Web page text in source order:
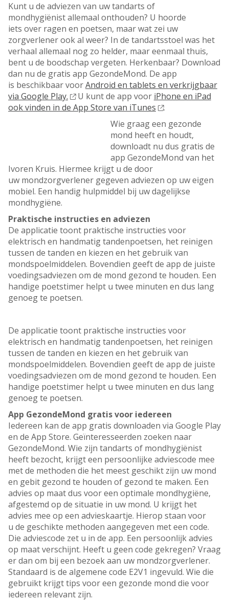
Kunt u de adviezen van uw tandarts of
mondhygiënist allemaal onthouden? U hoorde
iets over ragen en poetsen, maar wat zei uw
zorgverlener ook al weer? In de tandartsstoel was het
verhaal allemaal nog zo helder, maar eenmaal thuis,
bent u de boodschap vergeten. Herkenbaar? Download
dan nu de gratis app GezondeMond. De app
is beschikbaar voorAndroid en tablets en verkrijgbaar
via Google Play.
U kunt de app voor iPhone en iPad
ook vinden in de App Store van iTunes
.
Wie graag een gezonde
mond heeft en houdt,
downloadt nu dus gratis de
app GezondeMond van het
Ivoren Kruis. Hiermee krijgt u de door
uw mondzorgverlener gegeven adviezen op uw eigen
mobiel. Een handig hulpmiddel bij uw dagelijkse
mondhygiëne.
Praktische instructies en adviezen
De applicatie toont praktische instructies voor
elektrisch en handmatig tandenpoetsen, het reinigen
tussen de tanden en kiezen en het gebruik van
mondspoelmiddelen. Bovendien geeft de app de juiste
voedingsadviezen om de mond gezond te houden. Een
handige poetstimer helpt u twee minuten en dus lang
genoeg te poetsen.
De applicatie toont praktische instructies voor
elektrisch en handmatig tandenpoetsen, het reinigen
tussen de tanden en kiezen en het gebruik van
mondspoelmiddelen. Bovendien geeft de app de juiste
voedingsadviezen om de mond gezond te houden. Een
handige poetstimer helpt u twee minuten en dus lang
genoeg te poetsen.
App GezondeMond gratis voor iedereen
Iedereen kan de app gratis downloaden via Google Play
en de App Store. Geïnteresseerden zoeken naar
GezondeMond. Wie zijn tandarts of mondhygiënist
heeft bezocht, krijgt een persoonlijke adviescode mee
met de methoden die het meest geschikt zijn uw mond
en gebit gezond te houden of gezond te maken. Een
advies op maat dus voor een optimale mondhygiëne,
afgestemd op de situatie in uw mond. U krijgt het
advies mee op een advieskaartje. Hierop staan voor
u de geschikte methoden aangegeven met een code.
Die adviescode zet u in de app. Een persoonlijk advies
op maat verschijnt. Heeft u geen code gekregen? Vraag
er dan om bij een bezoek aan uw mondzorgverlener.
Standaard is de algemene code E2V1 ingevuld. Wie die
gebruikt krijgt tips voor een gezonde mond die voor
iedereen relevant zijn.